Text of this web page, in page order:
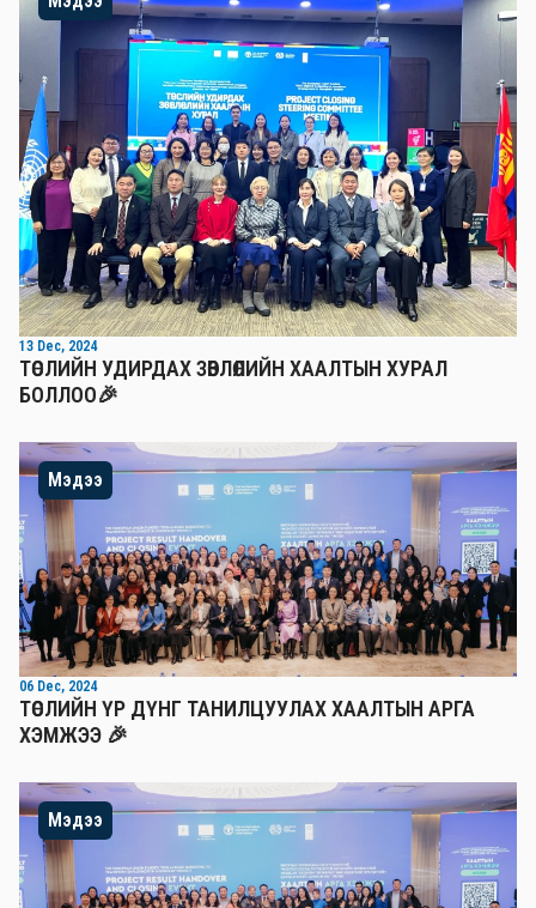
13 Dec, 2024
ТӨСЛИЙН УДИРДАХ ЗӨВЛӨЛИЙН ХААЛТЫН ХУРАЛ
БОЛЛОО🎉
Мэдээ
06 Dec, 2024
ТӨСЛИЙН ҮР ДҮНГ ТАНИЛЦУУЛАХ ХААЛТЫН АРГА
ХЭМЖЭЭ 🎉
Мэдээ